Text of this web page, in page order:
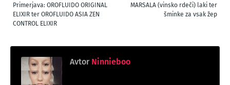
MARSALA (vinsko rdeči) laki ter
šminke za vsak žep
Primerjava: OROFLUIDO ORIGINAL
ELIXIR ter OROFLUIDO ASIA ZEN
CONTROL ELIXIR
Avtor Ninnieboo